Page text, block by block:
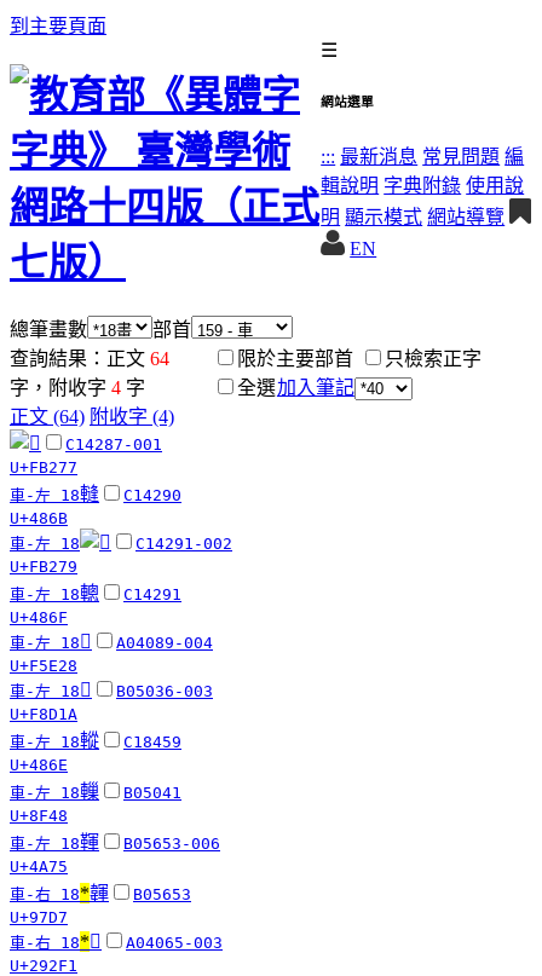
到主要頁面
☰
網站選單
::: 最新消息 常見問題 編
輯說明 字典附錄 使用說
明 顯示模式 網站導覽
EN
總筆畫數
部首
查詢結果：正文 64
字，附收字 4 字
限於主要部首
只檢索正字
全選加入筆記
正文 (64) 附收字 (4)
C14287-001
U+FB277
車-左 18䡫
C14290
U+486B
車-左 18
C14291-002
U+FB279
車-左 18䡯
C14291
U+486F
車-左 18 󵸨
A04089-004
U+F5E28
車-左 18 󸴚
B05036-003
U+F8D1A
車-左 18䡮
C18459
U+486E
車-左 18轈
B05041
U+8F48
車-左 18䩵
B05653-006
U+4A75
車-右 18*韗
B05653
U+97D7
車-右 18*𩋱
A04065-003
U+292F1